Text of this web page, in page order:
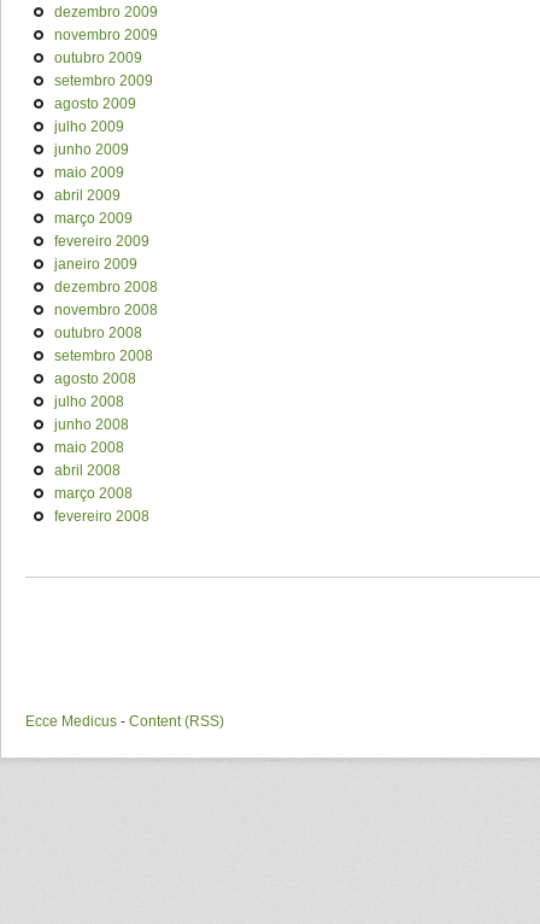
dezembro 2009
novembro 2009
outubro 2009
setembro 2009
agosto 2009
julho 2009
junho 2009
maio 2009
abril 2009
março 2009
fevereiro 2009
janeiro 2009
dezembro 2008
novembro 2008
outubro 2008
setembro 2008
agosto 2008
julho 2008
junho 2008
maio 2008
abril 2008
março 2008
fevereiro 2008
Ecce Medicus - Content (RSS)